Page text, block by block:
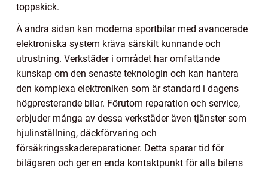
toppskick.
Å andra sidan kan moderna sportbilar med avancerade
elektroniska system kräva särskilt kunnande och
utrustning. Verkstäder i området har omfattande
kunskap om den senaste teknologin och kan hantera
den komplexa elektroniken som är standard i dagens
högpresterande bilar. Förutom reparation och service,
erbjuder många av dessa verkstäder även tjänster som
hjulinställning, däckförvaring och
försäkringsskadereparationer. Detta sparar tid för
bilägaren och ger en enda kontaktpunkt för alla bilens